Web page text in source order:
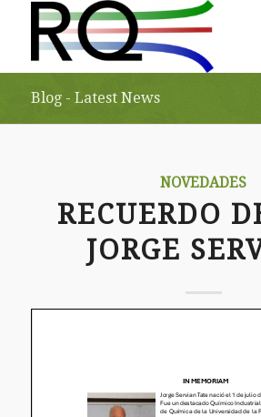
Blog - Latest News
NOVEDADES
RECUERDO
JORGE